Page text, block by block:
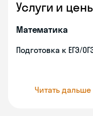
Услуги и
Математика
Подготовка к ЕГЭ/
Читать дальше